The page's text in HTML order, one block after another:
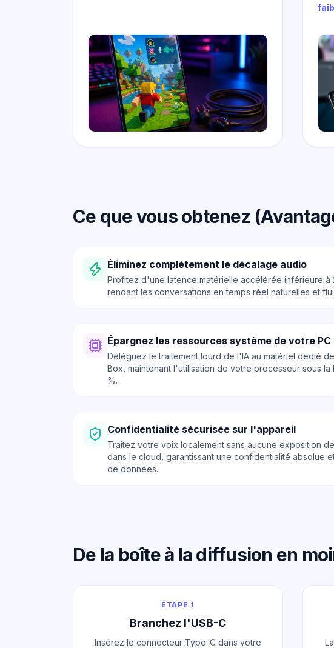
Ce que vous obtenez
Éliminez complètement le décalage audio
Profitez d'une latence matérielle accélérée inférieure à
rendant les conversations en temps réel naturelles et
Épargnez les ressources système de votre PC
Déléguez le traitement lourd de l'IA au matériel dédié
Box, maintenant l'utilisation de votre processeur sous la
%.
Confidentialité sécurisée sur l'appareil
Traitez votre voix localement sans aucune exposition
dans le cloud, garantissant une confidentialité absolue
de données.
De la boîte à la diffusion en
ÉTAPE 1
Branchez l'USB-C
Insérez le connecteur Type-C dans votre